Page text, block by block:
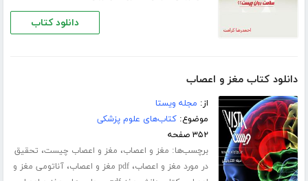
دانلود کتاب
دانلود کتاب مغز و اعصاب
از: مجله ویستا
موضوع:کتاب‌های علوم پزشکی
۳۵۲ صفحه
برچسب‌ها: مغز و اعصاب، مغز و اعصاب چیست، تحقیق
در مورد مغز و اعصاب،pdf مغز و اعصاب ،آناتومی مغز و